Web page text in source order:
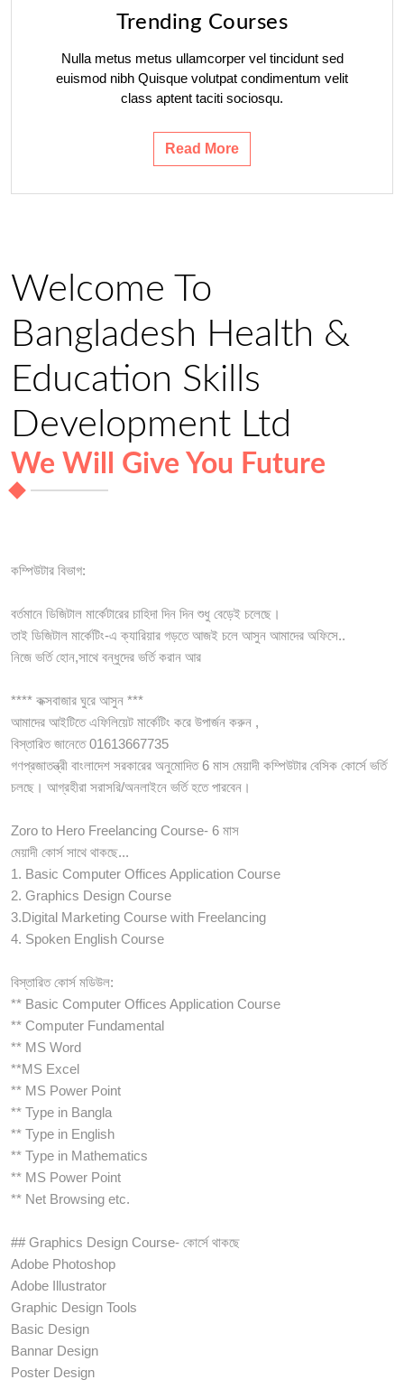
Trending Courses
Nulla metus metus ullamcorper vel tincidunt sed
euismod nibh Quisque volutpat condimentum velit
class aptent taciti sociosqu.
Read More
Welcome To
Bangladesh Health &
Education Skills
Development Ltd
We Will Give You Future
কম্পিউটার বিভাগ:
বর্তমানে ডিজিটাল মার্কেটারের চাহিদা দিন দিন শুধু বেড়েই চলেছে।
তাই ডিজিটাল মার্কেটিং-এ ক্যারিয়ার গড়তে আজই চলে আসুন আমাদের অফিসে..
নিজে ভর্তি হোন,সাথে বন্ধুদের ভর্তি করান আর
**** কক্সবাজার ঘুরে আসুন ***
আমাদের আইটিতে এফিলিয়েট মার্কেটিং করে উপার্জন করুন ,
বিস্তারিত জানেতে 01613667735
গণপ্রজাতন্ত্রী বাংলাদেশ সরকারের অনুমোদিত 6 মাস মেয়াদী কম্পিউটার বেসিক কোর্সে ভর্তি
চলছে। আগ্রহীরা সরাসরি/অনলাইনে ভর্তি হতে পারবেন।
Zoro to Hero Freelancing Course- 6 মাস
মেয়াদী কোর্স সাথে থাকছে...
1. Basic Computer Offices Application Course
2. Graphics Design Course
3.Digital Marketing Course with Freelancing
4. Spoken English Course
বিস্তারিত কোর্স মডিউল:
** Basic Computer Offices Application Course
** Computer Fundamental
** MS Word
**MS Excel
** MS Power Point
** Type in Bangla
** Type in English
** Type in Mathematics
** MS Power Point
** Net Browsing etc.
## Graphics Design Course- কোর্সে থাকছে
Adobe Photoshop
Adobe Illustrator
Graphic Design Tools
Basic Design
Bannar Design
Poster Design